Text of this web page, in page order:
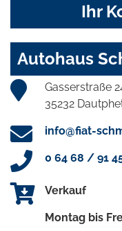
Ihr
Autohaus
Gasserstraße
35232
info@fiat-
0 64 68 / 91
Verkauf
Montag bis